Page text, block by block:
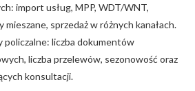
import usług, MPP, WDT/WNT,
sprzedaż w różnych kanałach.
liczba dokumentów
liczba przelewów, sezonowość oraz
konsultacji.